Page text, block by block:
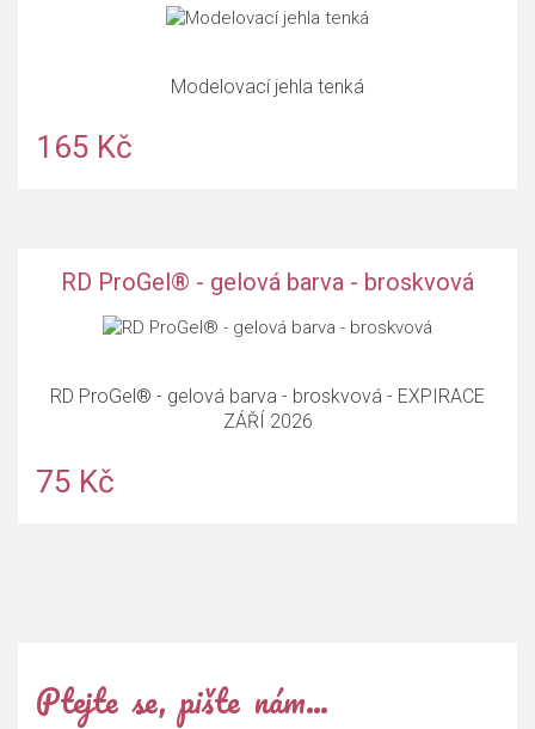
Modelovací jehla tenká
165 Kč
RD ProGel® - gelová barva - broskvová
RD ProGel® - gelová barva - broskvová - EXPIRACE
ZÁŘÍ 2026
75 Kč
Ptejte se, pište nám…